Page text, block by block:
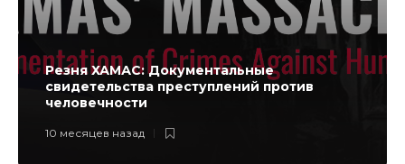
Резня ХАМАС: Документальные
свидетельства преступлений против
человечности
10 месяцев назад